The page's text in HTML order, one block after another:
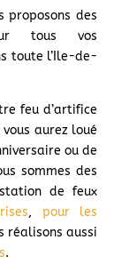
proposons des
tous vos
toute l’Ile-de-
feu d’artifice
aurez loué
ou de
sommes des
de feux
, pour les
réalisons aussi
.